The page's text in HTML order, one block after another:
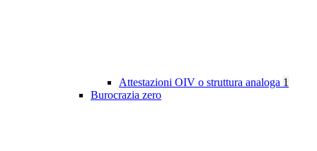
Attestazioni OIV o struttura analoga 1
Burocrazia zero